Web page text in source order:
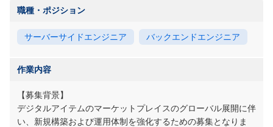
職種・ポジション
サーバーサイドエンジニア バックエンドエンジニア
作業内容
【募集背景】
デジタルアイテムのマーケットプレイスのグローバル展開に伴
い、新規構築および運用体制を強化するための募集となりま